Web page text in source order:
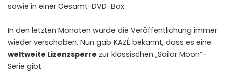
sowie in einer Gesamt-DVD-Box.
In den letzten Monaten wurde die Veröffentlichung immer
wieder verschoben. Nun gab KAZÉ bekannt, dass es eine
weltweite Lizenzsperre zur klassischen „Sailor Moon“-
Serie gibt.